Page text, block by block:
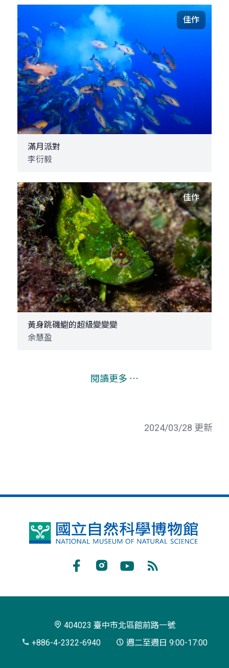
佳作
滿月派對
李衍毅
佳作
黃身跳磯䲁的超級變變變
余慧盈
閱讀更多 ⋯
2024/03/28 更新
國
博
閱
404023 臺中市北區館前路一號
+886-4-2322-6940
週二至週日 9:00-17:00